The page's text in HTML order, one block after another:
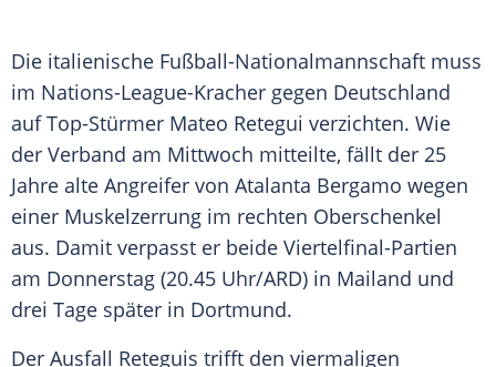
Die italienische Fußball-Nationalmannschaft muss
im Nations-League-Kracher gegen Deutschland
auf Top-Stürmer Mateo Retegui verzichten. Wie
der Verband am Mittwoch mitteilte, fällt der 25
Jahre alte Angreifer von Atalanta Bergamo wegen
einer Muskelzerrung im rechten Oberschenkel
aus. Damit verpasst er beide Viertelfinal-Partien
am Donnerstag (20.45 Uhr/ARD) in Mailand und
drei Tage später in Dortmund.
Der Ausfall Reteguis trifft den viermaligen